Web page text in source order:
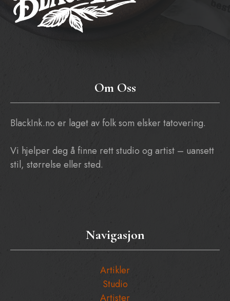
Om Oss
BlackInk.no er laget av folk som elsker tatovering.
Vi hjelper deg å finne rett studio og artist – uansett
stil, størrelse eller sted.
Navigasjon
Artikler
Studio
Artister